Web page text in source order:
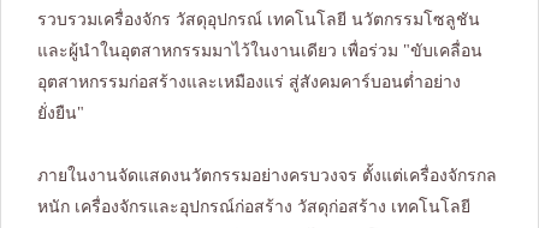
รวบรวมเครื่องจักร วัสดุอุปกรณ์ เทคโนโลยี นวัตกรรมโซลูชัน
และผู้นำในอุตสาหกรรมมาไว้ในงานเดียว เพื่อร่วม "ขับเคลื่อน
อุตสาหกรรมก่อสร้างและเหมืองแร่ สู่สังคมคาร์บอนต่ำอย่าง
ยั่งยืน"
ภายในงานจัดแสดงนวัตกรรมอย่างครบวงจร ตั้งแต่เครื่องจักรกล
หนัก เครื่องจักรและอุปกรณ์ก่อสร้าง วัสดุก่อสร้าง เทคโนโลยี